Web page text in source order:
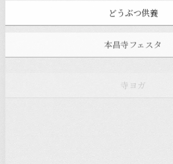
どうぶつ供養
寺ヨガ
お知らせ